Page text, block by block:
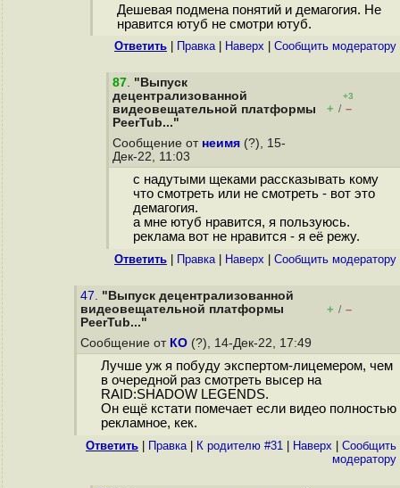
Дешевая подмена понятий и демагогия. Не
нравится ютуб не смотри ютуб.
Ответить Правка| Наверх Cообщить модератору
87. "Выпуск
децентрализованной
видеовещательной платформы
PeerTub..."
+3
+ / –
Сообщение от неимя (?), 15-
Дек-22, 11:03
с надутыми щеками рассказывать кому
что смотреть или не смотреть - вот это
демагогия.
а мне ютуб нравится, я пользуюсь.
реклама вот не нравится - я её режу.
Ответить Правка| Наверх Cообщить модератору
47. "Выпуск децентрализованной
видеовещательной платформы
PeerTub..."
+ / –
Сообщение от КО (?), 14-Дек-22, 17:49
Лучше уж я побуду экспертом-лицемером, чем
в очередной раз смотреть высер на
RAID:SHADOW LEGENDS.
Он ещё кстати помечает если видео полностью
рекламное, кек.
Ответить Правка| К родителю #31 Наверх
Cообщить
модератору